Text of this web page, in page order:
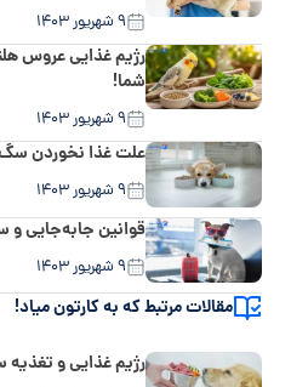
۹ شهریور ۱۴۰۳
رژیم غذایی عروس
شما!
۹ شهریور ۱۴۰۳
علت غذا نخوردن
۹ شهریور ۱۴۰۳
قوانین جابه‌جایی و
۹ شهریور ۱۴۰۳
مقالات مرتبط که به کارتون میاد!
رژیم غذایی و تغذیه